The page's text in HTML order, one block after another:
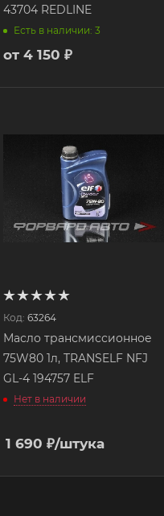
43704 REDLINE
Есть в наличии: 3
от 4 150 ₽
Код: 63264
Масло трансмиссионное
75W80 1л, TRANSELF NFJ
GL-4 194757 ELF
Нет в наличии
1 690 ₽/штука